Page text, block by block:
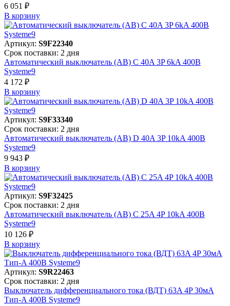
6 051 ₽
В корзинy
Артикул: S9F22340
Срок поставки: 2 дня
Автоматический выключатель (АВ) C 40A 3P 6kA 400В
Systeme9
4 172 ₽
В корзинy
Артикул: S9F33340
Срок поставки: 2 дня
Автоматический выключатель (АВ) D 40A 3P 10kA 400В
Systeme9
9 943 ₽
В корзинy
Артикул: S9F32425
Срок поставки: 2 дня
Автоматический выключатель (АВ) C 25A 4P 10kA 400В
Systeme9
10 126 ₽
В корзинy
Артикул: S9R22463
Срок поставки: 2 дня
Выключатель дифференциального тока (ВДТ) 63A 4P 30мА
Тип-A 400В Systeme9